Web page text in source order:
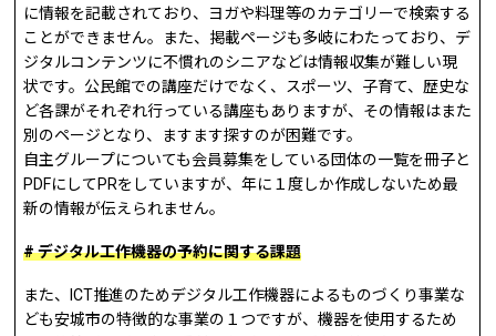
に情報を記載されており、ヨガや料理等のカテゴリーで検索する
ことができません。また、掲載ページも多岐にわたっており、デ
ジタルコンテンツに不慣れのシニアなどは情報収集が難しい現
状です。公民館での講座だけでなく、スポーツ、子育て、歴史な
ど各課がそれぞれ行っている講座もありますが、その情報はまた
別のページとなり、ますます探すのが困難です。
自主グループについても会員募集をしている団体の一覧を冊子と
PDFにして PRをしていますが、年に１度しか作成しないため最
新の情報が伝えられません。
# デジタル工作機器の予約に関する課題
また、ICT推進のためデジタル工作機器によるものづくり事業な
ども安城市の特徴的な事業の１つですが、機器を使用するため